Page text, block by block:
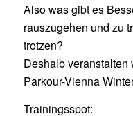
Also was gibt es
rauszugehen und zu
trotzen?
Deshalb veranstalten
Parkour-Vienna
Trainingsspot: